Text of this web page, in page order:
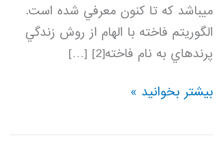
ميباشد كه تا كنون معرفي شده است.
الگوريتم فاخته با الهام از روش زندگي
پرندهاي به نام فاخته[2] […]
فیلم
فارسی
بیشتر بخوانید »